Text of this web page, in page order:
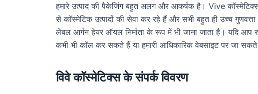
हमारे उत्पाद की पैकेजिंग बहुत अलग और आकर्षक है। Vive
से कॉस्मेटिक उत्पादों की सेवा कर रहे हैं और सभी बहुत ही उच्च
लेबल आर्गन हेयर ऑयल निर्माता के रूप में भी जाना जाता है। यदि
कभी भी कॉल कर सकते हैं या हमारी आधिकारिक वेबसाइट पर जा
विवे कॉस्मेटिक्स के संपर्क विवरण